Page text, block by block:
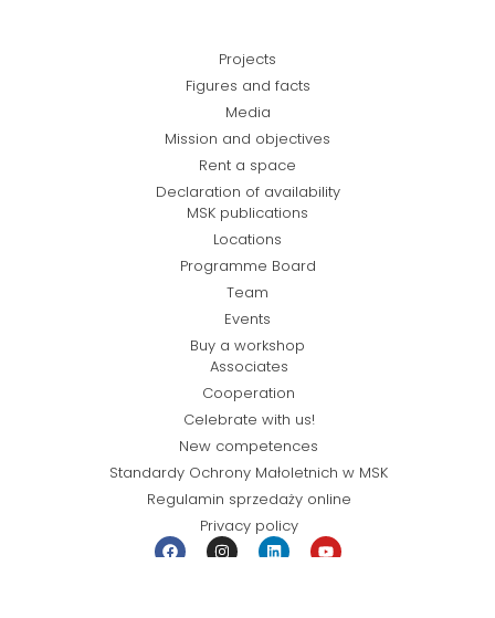
Projects
Figures and facts
Media
Mission and objectives
Rent a space
Declaration of availability
MSK publications
Locations
Programme Board
Team
Events
Buy a workshop
Associates
Cooperation
Celebrate with us!
New competences
Standardy Ochrony Małoletnich w MSK
Regulamin sprzedaży online
Privacy policy